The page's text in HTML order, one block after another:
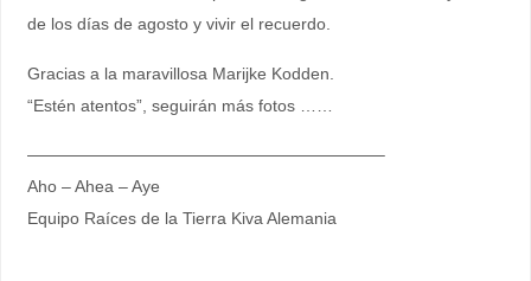
de los días de agosto y vivir el recuerdo.
Gracias a la maravillosa Marijke Kodden.
“Estén atentos”, seguirán más fotos ……
—————————————————————–
Aho – Ahea – Aye
Equipo Raíces de la Tierra Kiva Alemania